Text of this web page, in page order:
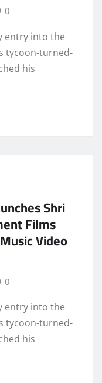
0
entry into the
tycoon-turned-
his
Shri
Films
Video
0
entry into the
tycoon-turned-
his